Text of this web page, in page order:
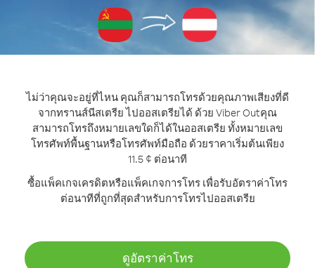
ไม่ว่าคุณจะอยู่ที่ไหน คุณก็สามารถโทรด้วยคุณภาพเสียงที่ดี
จากทรานส์นีสเตรีย ไปออสเตรียได้ ด้วย Viber Outคุณ
สามารถโทรถึงหมายเลขใดก็ได้ในออสเตรีย ทั้งหมายเลข
โทรศัพท์พื้นฐานหรือโทรศัพท์มือถือ ด้วยราคาเริ่มต้นเพียง
11.5 ¢ ต่อนาที
ซื้อแพ็คเกจเครดิตหรือแพ็คเกจการโทร เพื่อรับอัตราค่าโทร
ต่อนาทีที่ถูกที่สุดสำหรับการโทรไปออสเตรีย
ดูอัตราค่าโทร